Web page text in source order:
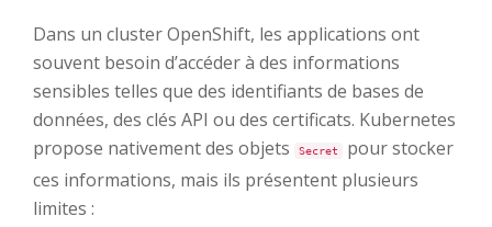
Dans un cluster OpenShift, les applications ont
souvent besoin d’accéder à des informations
sensibles telles que des identifiants de bases de
données, des clés API ou des certificats. Kubernetes
propose nativement des objets
Secret
pour stocker
ces informations, mais ils présentent plusieurs
limites :